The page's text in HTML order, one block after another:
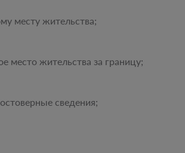
месту жительства;
место жительства за границу;
сведения;